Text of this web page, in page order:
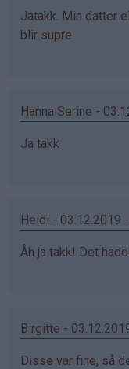
Jatakk. Min datter
blir supre
Hanna Serine -
Ja takk
Heidi - 03.12.2019
Åh ja takk! Det
Birgitte -
Disse var fine, så